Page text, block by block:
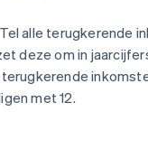
Tel alle terugkerende
deze om in
met 12.